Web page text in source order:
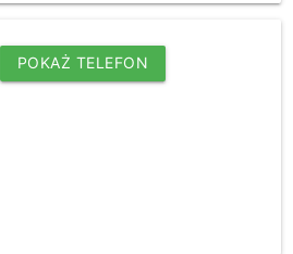
POKAŻ TELEFON